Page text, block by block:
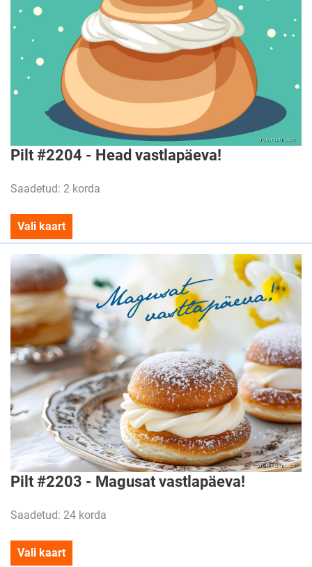
Pilt #2204 - Head vastlapäeva!
Saadetud: 2 korda
Vali kaart
Pilt #2203 - Magusat vastlapäeva!
Saadetud: 24 korda
Vali kaart